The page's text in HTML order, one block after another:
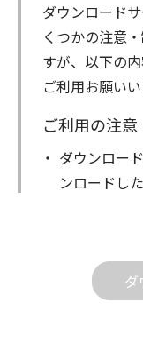
ダウンロード
くつかの注意
すが、以下の
ご利用お願い
ご利用の注
ダウンロー
ンロードし
社は一切の
ルの内容な
ダ